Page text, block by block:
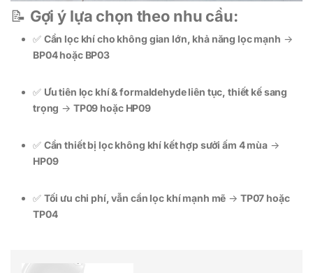
📝 Gợi ý lựa chọn theo nhu cầu:
✅ Cần lọc khí cho không gian lớn, khả năng lọc mạnh →
BP04 hoặc BP03
✅ Ưu tiên lọc khí & formaldehyde liên tục, thiết kế sang
trọng → TP09 hoặc HP09
✅ Cần thiết bị lọc không khí kết hợp sưởi ấm 4 mùa →
HP09
✅ Tối ưu chi phí, vẫn cần lọc khí mạnh mẽ → TP07 hoặc
TP04